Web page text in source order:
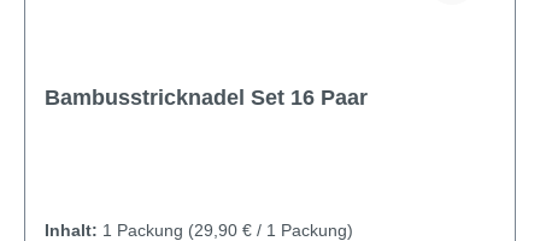
Bambusstricknadel Set 16 Paar
Inhalt: 1 Packung (29,90 € / 1 Packung)